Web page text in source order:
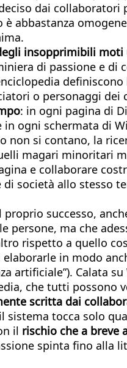
dai
abbastanza
insopprimibili
di passione e di
definiscono
o personaggi
: in ogni pagina di
ogni schermata di
non si contano, la
magari minoritari
e collaborare
società allo stesso
successo,
persone, ma che
rispetto a quello
elaborarle in modo
artificiale”). Calata
che tutti possono
scritta dai
tocca solo
il rischio che a breve
spinta fino alla